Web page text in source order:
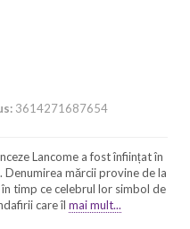
3614271687654
Lancome a fost înființat în
mărcii provine de la
timp ce celebrul lor simbol de
care îl mai mult...